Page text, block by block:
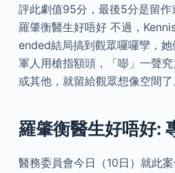
評此劇值95分，最後5分是留作
羅肇衡醫生好唔好 不過，
ended結局搞到觀眾囉囉孿，
軍人用槍指額頭，「嘭」一聲
或其他，就留給觀眾想像空間了
羅肇衡醫生好唔好:
醫務委員會今日（10日）就此